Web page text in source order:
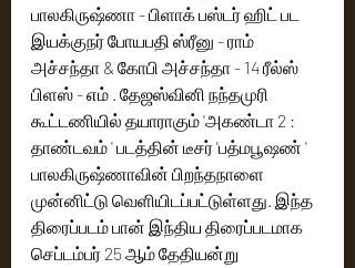
பாலகிருஷ்ணா - பிளாக் பஸ்டர் ஹிட் பட
இயக்குநர் போயபதி ஸ்ரீனு - ராம்
அச்சந்தா & கோபி அச்சந்தா - 14 ரீல்ஸ்
பிளஸ் - எம் . தேஜஸ்வினி நந்தமுரி
கூட்டணியில் தயாராகும் 'அகண்டா 2 :
தாண்டவம் ' படத்தின் டீசர் 'பத்மபூஷண் '
பாலகிருஷ்ணாவின் பிறந்தநாளை
முன்னிட்டு வெளியிடப்பட்டுள்ளது. இந்த
திரைப்படம் பான் இந்திய திரைப்படமாக
செப்டம்பர் 25 ஆம் தேதியன்று